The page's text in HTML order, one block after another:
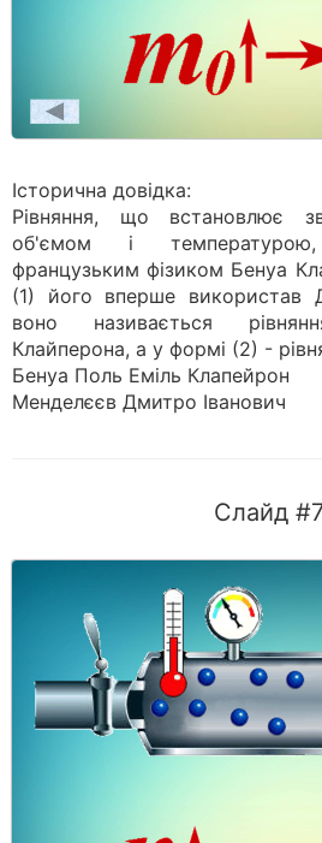
Історична довідка:
Рівняння, що встановлює
об'ємом і
французьким фізиком Бенуа
(1) його вперше використав
воно називається
Клайперона, а у формі (2) -
Бенуа Поль Еміль Клапейрон
Менделєєв Дмитро Іванович
Слайд